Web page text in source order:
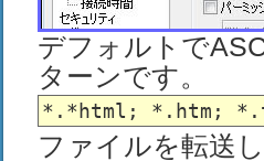
デフォルトで
ターンです。
ファイルを転送